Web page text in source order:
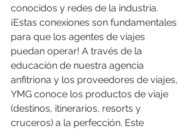
conocidos y redes de la industria.
¡Estas conexiones son fundamentales
para que los agentes de viajes
puedan operar! A través de la
educación de nuestra agencia
anfitriona y los proveedores de viajes,
YMG conoce los productos de viaje
(destinos, itinerarios, resorts y
cruceros) a la perfección. Este